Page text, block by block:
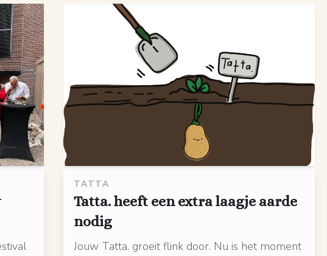
TATTA
Tatta. heeft een extra laagje aarde
nodig
Jouw Tatta. groeit flink door. Nu is het moment